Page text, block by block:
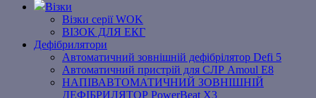
Візки
Візки серії WOK
ВІЗОК ДЛЯ ЕКГ
Дефібрилятори
Автоматичний зовнішній дефібрілятор Defi 5
Автоматичний пристрій для СЛР Amoul E8
НАПІВАВТОМАТИЧНИЙ ЗОВНІШНІЙ
ДЕФІБРИЛЯТОР PowerBeat X3